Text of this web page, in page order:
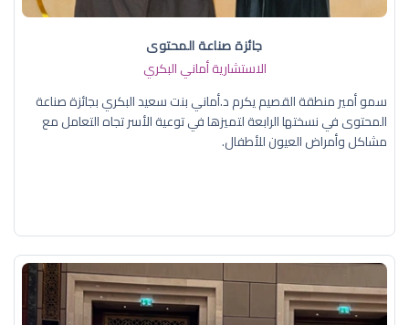
جائزة صناعة المحتوى
الاستشارية أماني البكري
سمو أمير منطقة القصيم يكرم د.أماني بنت سعيد البكري بجائزة صناعة
المحتوى في نسختها الرابعة لتميزها في توعية الأسر تجاه التعامل مع
مشاكل وأمراض العيون للأطفال.